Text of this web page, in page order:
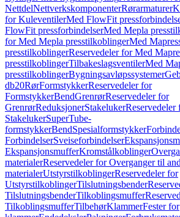
NettdelNettverkskomponenterRørarmaturer
for KuleventilerMed FlowFit
FlowFit pressforbindelserMed Mepla
for Med Mepla presstilkoblingerMed
presstilkoblingerReservedeler for Med
presstilkoblingerTilbakeslagsventilerMed
presstilkoblingerBygningsavløpssystemer
db20RørFormstykkerReservedeler for
FormstykkerBendGrenrørReservedeler for
GrenrørReduksjonerStakelukerReservedeler
StakelukerSuperTube-
formstykkerBendSpesialformstykker
ForbindelserSveiseforbindelser
EkspansjonsmufferKromstålkoblinger
materialerReservedeler for Overganger til
materialerUtstyrstilkoblingerReservedeler for
UtstyrstilkoblingerTilslutningsbender
TilslutningsbenderTilkoblingsmuffer
TilkoblingsmufferTilbehørKlammerFester for